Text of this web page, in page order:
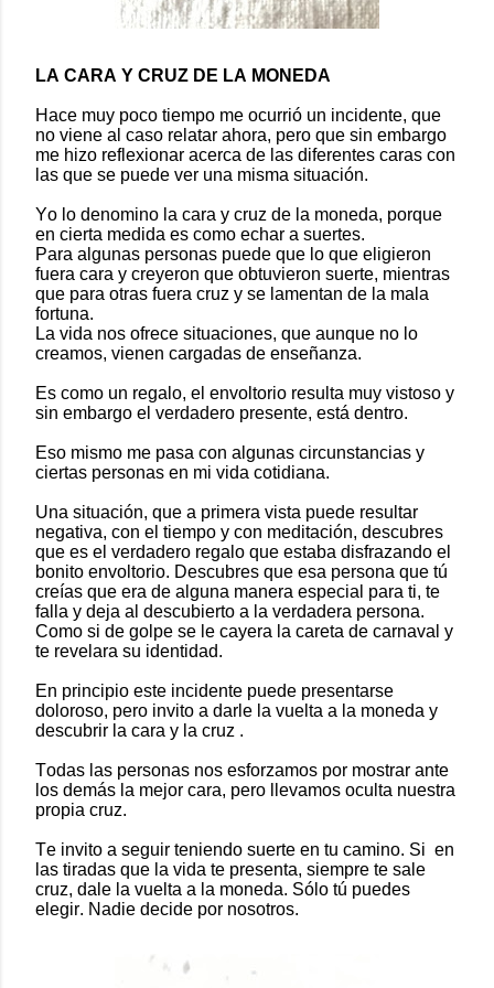
LA CARA Y CRUZ DE LA MONEDA
Hace muy poco tiempo me ocurrió un incidente, que
no viene al caso relatar ahora, pero que sin embargo
me hizo reflexionar acerca de las diferentes caras con
las que se puede ver una misma situación.
Yo lo denomino la cara y cruz de la moneda, porque
en cierta medida es como echar a suertes.
Para algunas personas puede que lo que eligieron
fuera cara y creyeron que obtuvieron suerte, mientras
que para otras fuera cruz y se lamentan de la mala
fortuna.
La vida nos ofrece situaciones, que aunque no lo
creamos, vienen cargadas de enseñanza.
Es como un regalo, el envoltorio resulta muy vistoso y
sin embargo el verdadero presente, está dentro.
Eso mismo me pasa con algunas circunstancias y
ciertas personas en mi vida cotidiana.
Una situación, que a primera vista puede resultar
negativa, con el tiempo y con meditación, descubres
que es el verdadero regalo que estaba disfrazando el
bonito envoltorio. Descubres que esa persona que tú
creías que era de alguna manera especial para ti, te
falla y deja al descubierto a la verdadera persona.
Como si de golpe se le cayera la careta de carnaval y
te revelara su identidad.
En principio este incidente puede presentarse
doloroso, pero invito a darle la vuelta a la moneda y
descubrir la cara y la cruz .
Todas las personas nos esforzamos por mostrar ante
los demás la mejor cara, pero llevamos oculta nuestra
propia cruz.
Te invito a seguir teniendo suerte en tu camino. Si en
las tiradas que la vida te presenta, siempre te sale
cruz, dale la vuelta a la moneda. Sólo tú puedes
elegir. Nadie decide por nosotros.